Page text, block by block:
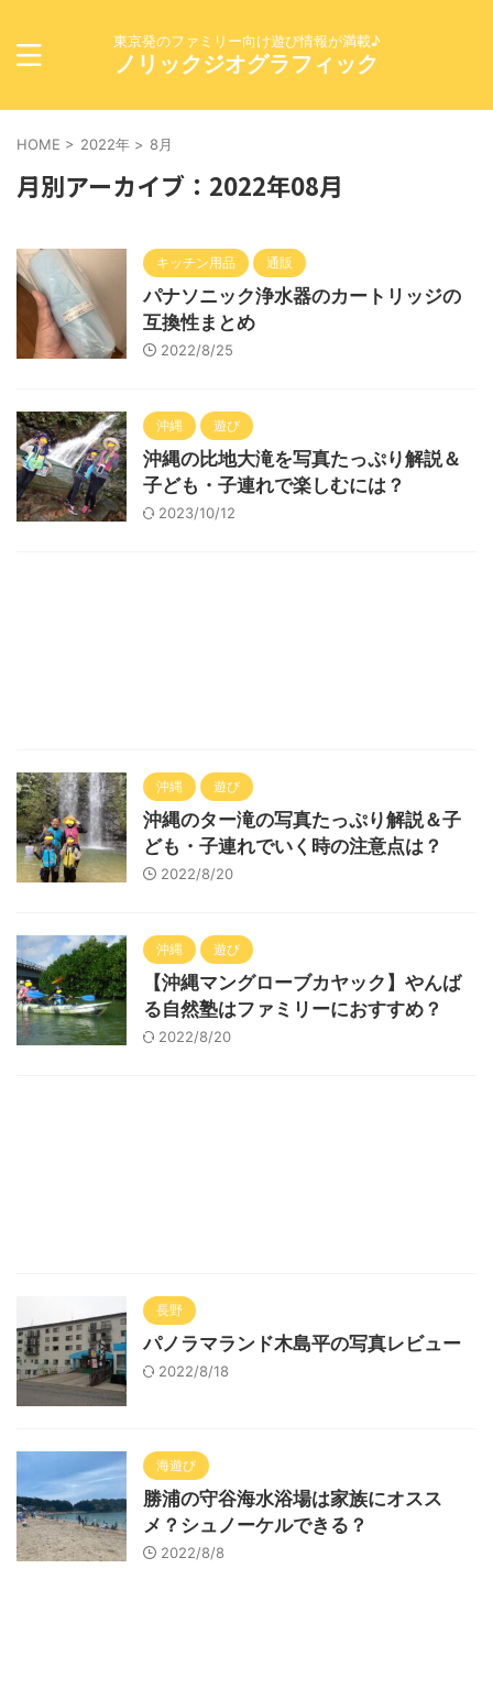
東京発のファミリー向け遊び情報が満載♪
ノリックジオグラフィック
HOME > 2022年 > 8月
月別アーカイブ：2022年08月
キッチン用品 通販
パナソニック浄水器のカートリッジの
互換性まとめ
2022/8/25
沖縄 遊び
沖縄の比地大滝を写真たっぷり解説＆
子ども・子連れで楽しむには？
2023/10/12
沖縄 遊び
沖縄のター滝の写真たっぷり解説＆子
ども・子連れでいく時の注意点は？
2022/8/20
沖縄 遊び
【沖縄マングローブカヤック】やんば
る自然塾はファミリーにおすすめ？
2022/8/20
長野
パノラマランド木島平の写真レビュー
2022/8/18
海遊び
勝浦の守谷海水浴場は家族にオスス
メ？シュノーケルできる？
2022/8/8